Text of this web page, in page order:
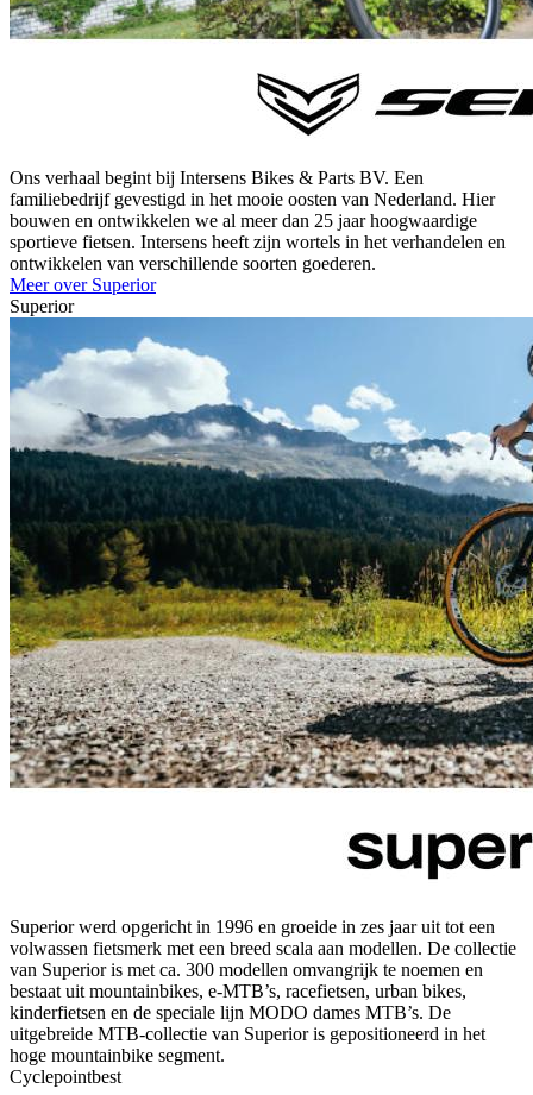
Ons verhaal begint bij Intersens Bikes & Parts BV. Een
familiebedrijf gevestigd in het mooie oosten van Nederland. Hier
bouwen en ontwikkelen we al meer dan 25 jaar hoogwaardige
sportieve fietsen. Intersens heeft zijn wortels in het verhandelen en
ontwikkelen van verschillende soorten goederen.
Meer over Superior
Superior
Superior werd opgericht in 1996 en groeide in zes jaar uit tot een
volwassen fietsmerk met een breed scala aan modellen. De collectie
van Superior is met ca. 300 modellen omvangrijk te noemen en
bestaat uit mountainbikes, e-MTB’s, racefietsen, urban bikes,
kinderfietsen en de speciale lijn MODO dames MTB’s. De
uitgebreide MTB-collectie van Superior is gepositioneerd in het
hoge mountainbike segment.
Cyclepointbest